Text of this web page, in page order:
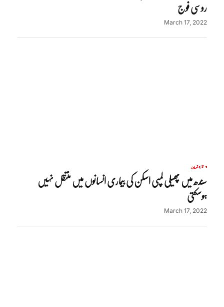
روسی فوج
March 17, 2022
تازہ ترین
سندھ میں پھیلی لمپی اسکن کی بیماری انسانوں میں منتقل نہیں
ہوسکتی
March 17, 2022